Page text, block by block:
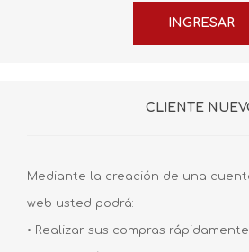
CLIENTE
Mediante la creación de una
web usted podrá:
• Realizar sus compras